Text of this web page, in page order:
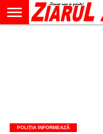
POLIŢIA INFORMEAZĂ